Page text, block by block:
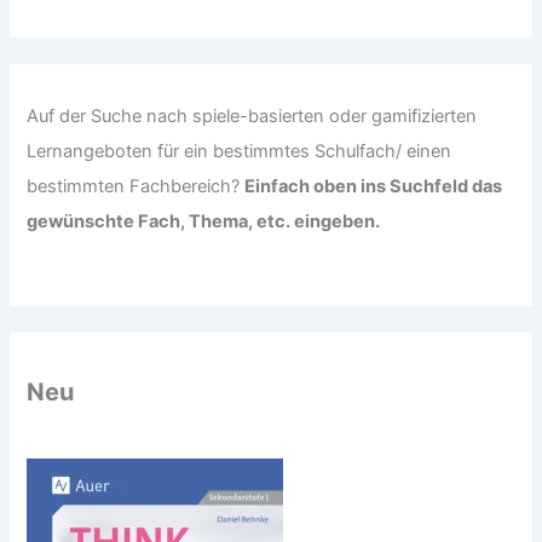
Auf der Suche nach spiele-basierten oder gamifizierten
Lernangeboten für ein bestimmtes Schulfach/ einen
bestimmten Fachbereich? Einfach oben ins Suchfeld das
gewünschte Fach, Thema, etc. eingeben.
Neu